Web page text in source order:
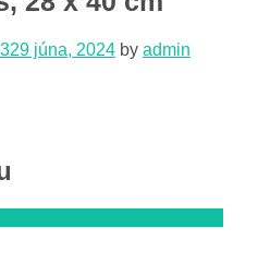
29 júna, 2024 by admin